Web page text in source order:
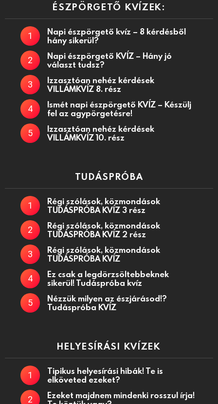
ÉSZPÖRGETŐ KVÍZEK:
Napi észpörgető kvíz – 8 kérdésből
hány sikerül?
Napi észpörgető KVÍZ – Hány jó
választ tudsz?
Izzasztóan nehéz kérdések
VILLÁMKVÍZ 8. rész
Ismét napi észpörgető KVÍZ – Készülj
fel az agypörgetésre!
Izzasztóan nehéz kérdések
VILLÁMKVÍZ 10. rész
TUDÁSPRÓBA
Régi szólások, közmondások
TUDÁSPRÓBA KVÍZ 3 rész
Régi szólások, közmondások
TUDÁSPRÓBA KVÍZ 2 rész
Régi szólások, közmondások
TUDÁSPRÓBA KVÍZ
Ez csak a legdörzsöltebbeknek
sikerül! Tudáspróba kvíz
Nézzük milyen az észjárásod!?
Tudáspróba KVÍZ
HELYESÍRÁSI KVÍZEK
Tipikus helyesírási hibák! Te is
elköveted ezeket?
Ezeket majdnem mindenki rosszul írja!